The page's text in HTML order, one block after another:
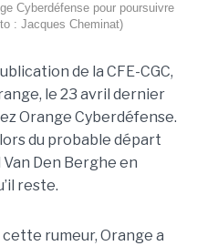
Cyberdéfense pour poursuivre
: Jacques Cheminat)
de la CFE-CGC,
le 23 avril dernier
Orange Cyberdéfense.
du probable départ
Den Berghe en
reste.
rumeur, Orange a